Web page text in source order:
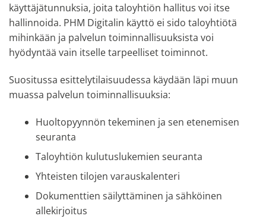
käyttäjätunnuksia, joita taloyhtiön hallitus voi itse
hallinnoida. PHM Digitalin käyttö ei sido taloyhtiötä
mihinkään ja palvelun toiminnallisuuksista voi
hyödyntää vain itselle tarpeelliset toiminnot.
Suositussa esittelytilaisuudessa käydään läpi muun
muassa palvelun toiminnallisuuksia:
Huoltopyynnön tekeminen ja sen etenemisen
seuranta
Taloyhtiön kulutuslukemien seuranta
Yhteisten tilojen varauskalenteri
Dokumenttien säilyttäminen ja sähköinen
allekirjoitus